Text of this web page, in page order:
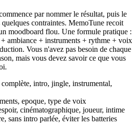
par nommer le résultat, puis le
contraintes. MemoTune recoit
moodboard flou. Une formule pratique :
ambiance + instruments + rythme + voix
Vous n'avez pas besoin de chaque
mais vous devez savoir ce que vous
intro, jingle, instrumental,
epoque, type de voix
cinématographique, joueur, intime
sans intro parlée, éviter les batteries